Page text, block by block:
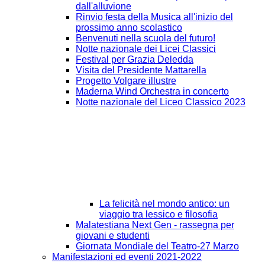
dall'alluvione
Rinvio festa della Musica all'inizio del
prossimo anno scolastico
Benvenuti nella scuola del futuro!
Notte nazionale dei Licei Classici
Festival per Grazia Deledda
Visita del Presidente Mattarella
Progetto Volgare illustre
Maderna Wind Orchestra in concerto
Notte nazionale del Liceo Classico 2023
La felicità nel mondo antico: un
viaggio tra lessico e filosofia
Malatestiana Next Gen - rassegna per
giovani e studenti
Giornata Mondiale del Teatro-27 Marzo
Manifestazioni ed eventi 2021-2022